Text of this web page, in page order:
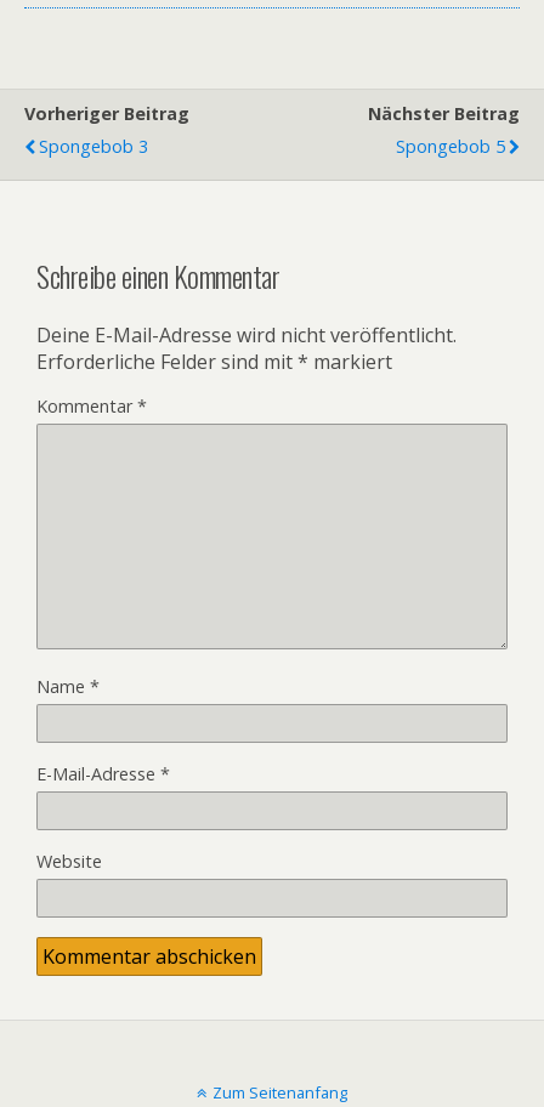
Vorheriger Beitrag
Spongebob 3
Nächster Beitrag
Spongebob 5
Schreibe einen Kommentar
Deine E-Mail-Adresse wird nicht veröffentlicht.
Erforderliche Felder sind mit* markiert
Kommentar*
Name *
E-Mail-Adresse *
Website
Zum Seitenanfang